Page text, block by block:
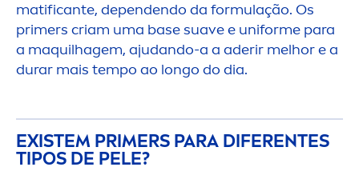
matificante, dependendo da formulação. Os
primers criam uma base suave e uniforme para
a maquilhagem, ajudando-a a aderir melhor e a
durar mais tempo ao longo do dia.
EXISTEM PRIMERS PARA DIFERENTES
TIPOS DE PELE?